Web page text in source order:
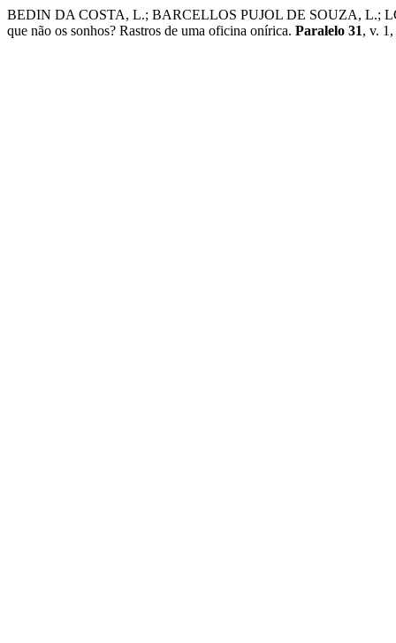
BEDIN DA COSTA, L.; BARCELLOS PUJOL DE SOUZA, L.;
que não os sonhos? Rastros de uma oficina onírica. Paralelo 31, v.